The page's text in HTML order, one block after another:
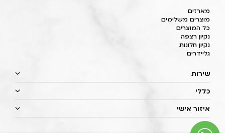
מארזים
מוצרים משלימים
כל המוצרים
נקיון רצפה
נקיון חלונות
גליידרים
שירות
כללי
איזור אישי